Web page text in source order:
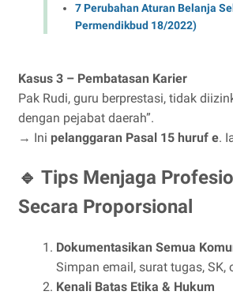
7 Perubahan Aturan Belanja
Permendikbud 18/2022)
Kasus 3 – Pembatasan Karier
Pak Rudi, guru berprestasi, tidak
dengan pejabat daerah”.
→ Ini pelanggaran Pasal 15 huruf e.
🔹 Tips Menjaga
Secara Proporsional
Dokumentasikan Semua
Simpan email, surat tugas,
Kenali Batas Etika & Hukum